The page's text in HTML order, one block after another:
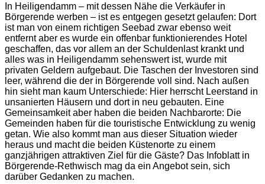
In Heiligendamm – mit dessen Nähe die Verkäufer in
Börgerende werben – ist es entgegen gesetzt gelaufen: Dort
ist man von einem richtigen Seebad zwar ebenso weit
entfernt aber es wurde ein offenbar funktionierendes Hotel
geschaffen, das vor allem an der Schuldenlast krankt und
alles was in Heiligendamm sehenswert ist, wurde mit
privaten Geldern aufgebaut. Die Taschen der Investoren sind
leer, während die der in Börgerende voll sind. Nach außen
hin sieht man kaum Unterschiede: Hier herrscht Leerstand in
unsanierten Häusern und dort in neu gebauten. Eine
Gemeinsamkeit aber haben die beiden Nachbarorte: Die
Gemeinden haben für die touristische Entwicklung zu wenig
getan. Wie also kommt man aus dieser Situation wieder
heraus und macht die beiden Küstenorte zu einem
ganzjährigen attraktiven Ziel für die Gäste? Das Infoblatt in
Börgerende-Rethwisch mag da ein Angebot sein, sich
darüber Gedanken zu machen.